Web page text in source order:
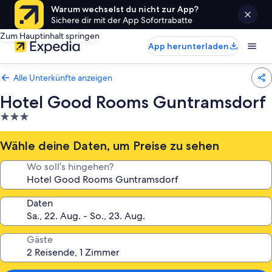
Warum wechselst du nicht zur App?
Sichere dir mit der App Sofortrabatte
Zum Hauptinhalt springen
App herunterladen
Alle Unterkünfte anzeigen
Hotel Good Rooms Guntramsdorf
3.0-
Sterne-
Unterkunft
Wähle deine Daten, um Preise zu sehen
Wo soll’s hingehen?
Daten
Gäste